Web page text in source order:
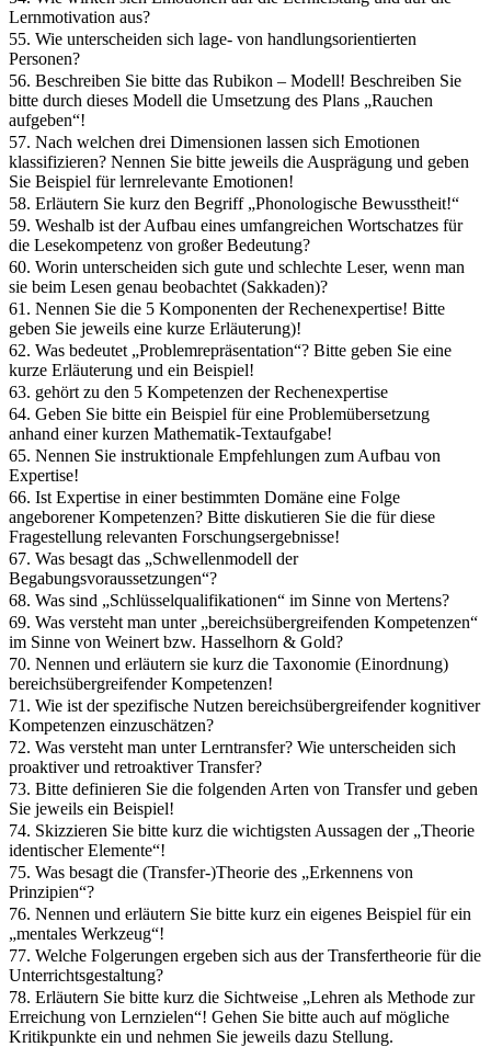
Lernmotivation aus?
55. Wie unterscheiden sich lage- von handlungsorientierten
Personen?
56. Beschreiben Sie bitte das Rubikon – Modell! Beschreiben Sie
bitte durch dieses Modell die Umsetzung des Plans „Rauchen
aufgeben“!
57. Nach welchen drei Dimensionen lassen sich Emotionen
klassifizieren? Nennen Sie bitte jeweils die Ausprägung und geben
Sie Beispiel für lernrelevante Emotionen!
58. Erläutern Sie kurz den Begriff „Phonologische Bewusstheit!“
59. Weshalb ist der Aufbau eines umfangreichen Wortschatzes für
die Lesekompetenz von großer Bedeutung?
60. Worin unterscheiden sich gute und schlechte Leser, wenn man
sie beim Lesen genau beobachtet (Sakkaden)?
61. Nennen Sie die 5 Komponenten der Rechenexpertise! Bitte
geben Sie jeweils eine kurze Erläuterung)!
62. Was bedeutet „Problemrepräsentation“? Bitte geben Sie eine
kurze Erläuterung und ein Beispiel!
63. gehört zu den 5 Kompetenzen der Rechenexpertise
64. Geben Sie bitte ein Beispiel für eine Problemübersetzung
anhand einer kurzen Mathematik-Textaufgabe!
65. Nennen Sie instruktionale Empfehlungen zum Aufbau von
Expertise!
66. Ist Expertise in einer bestimmten Domäne eine Folge
angeborener Kompetenzen? Bitte diskutieren Sie die für diese
Fragestellung relevanten Forschungsergebnisse!
67. Was besagt das „Schwellenmodell der
Begabungsvoraussetzungen“?
68. Was sind „Schlüsselqualifikationen“ im Sinne von Mertens?
69. Was versteht man unter „bereichsübergreifenden Kompetenzen“
im Sinne von Weinert bzw. Hasselhorn & Gold?
70. Nennen und erläutern sie kurz die Taxonomie (Einordnung)
bereichsübergreifender Kompetenzen!
71. Wie ist der spezifische Nutzen bereichsübergreifender kognitiver
Kompetenzen einzuschätzen?
72. Was versteht man unter Lerntransfer? Wie unterscheiden sich
proaktiver und retroaktiver Transfer?
73. Bitte definieren Sie die folgenden Arten von Transfer und geben
Sie jeweils ein Beispiel!
74. Skizzieren Sie bitte kurz die wichtigsten Aussagen der „Theorie
identischer Elemente“!
75. Was besagt die (Transfer-)Theorie des „Erkennens von
Prinzipien“?
76. Nennen und erläutern Sie bitte kurz ein eigenes Beispiel für ein
„mentales Werkzeug“!
77. Welche Folgerungen ergeben sich aus der Transfertheorie für die
Unterrichtsgestaltung?
78. Erläutern Sie bitte kurz die Sichtweise „Lehren als Methode zur
Erreichung von Lernzielen“! Gehen Sie bitte auch auf mögliche
Kritikpunkte ein und nehmen Sie jeweils dazu Stellung.